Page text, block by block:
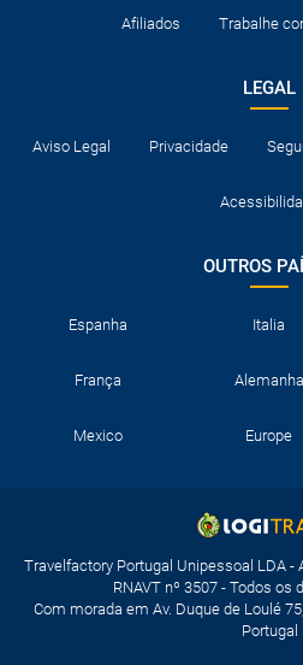
Afiliados Trabalhe
LEGAL
Aviso Legal Privacidade
OUTROS
Espanha Italia
França Alemanha
Mexico Europe
Travelfactory Portugal Unipessoal LDA -
RNAVT nº 3507 - Todos os
Com morada em Av. Duque de Loulé
Portugal